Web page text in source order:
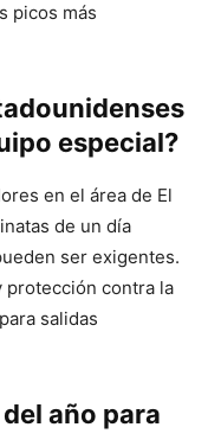
picos más
especial?
en el área de El
de un día
ser exigentes.
protección contra la
salidas
año para